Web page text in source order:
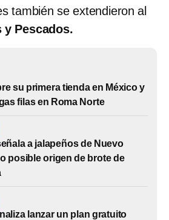
también se extendieron al
y Pescados.
su primera tienda en México y
filas en Roma Norte
a jalapeños de Nuevo
posible origen de brote de
lanzar un plan gratuito